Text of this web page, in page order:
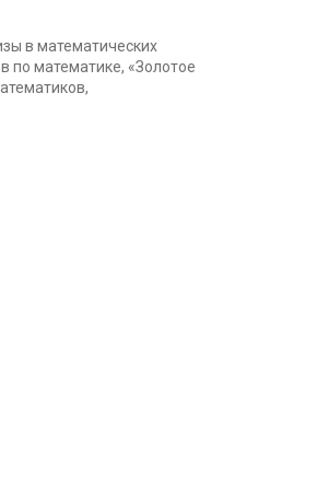
в математических
по математике, «Золотое